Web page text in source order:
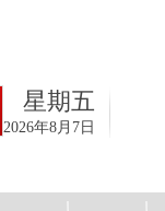
星期五
2026年8月7日